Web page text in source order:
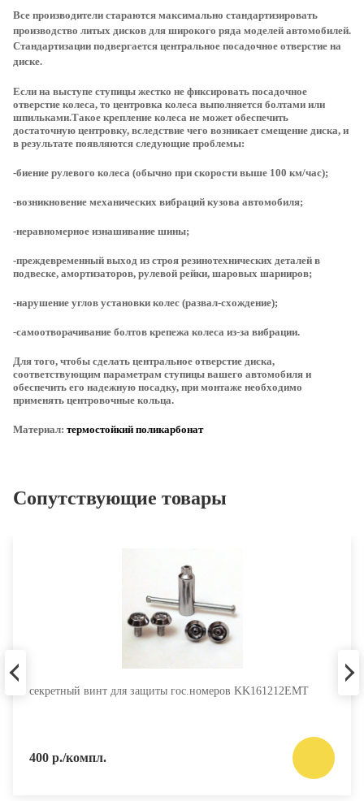
Все производители стараются максимально стандартизировать
производство литых дисков для широкого ряда моделей автомобилей.
Стандартизации подвергается центральное посадочное отверстие на
диске.
Если на выступе ступицы жестко не фиксировать посадочное
отверстие колеса, то центровка колеса выполняется болтами или
шпильками.Такое крепление колеса не может обеспечить
достаточную центровку, вследствие чего возникает смещение диска, и
в результате появляются следующие проблемы:
-биение рулевого колеса (обычно при скорости выше 100 км/час);
-возникновение механических вибраций кузова автомобиля;
-неравномерное изнашивание шины;
-преждевременный выход из строя резинотехнических деталей в
подвеске, амортизаторов, рулевой рейки, шаровых шарниров;
-нарушение углов установки колес (развал-схождение);
-самоотворачивание болтов крепежа колеса из-за вибрации.
Для того, чтобы сделать центральное отверстие диска,
соответствующим параметрам ступицы вашего автомобиля и
обеспечить его надежную посадку, при монтаже необходимо
применять центровочные кольца.
Материал: термостойкий поликарбонат
Сопутствующие товары
секретный винт для защиты гос.номеров KK161212EMT
400 р./компл.